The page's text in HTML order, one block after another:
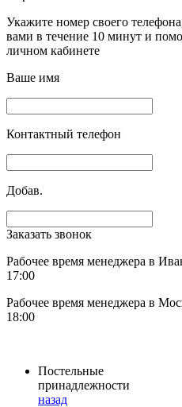
Укажите номер своего
вами в течение 10 минут и
личном кабинете
Ваше имя
Контактный телефон
Добав.
Заказать звонок
Рабочее время менеджера в
17:00
Рабочее время менеджера в
18:00
Постельные
принадлежности
назад